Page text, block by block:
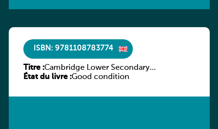
ISBN: 9781108783774
Titre :Cambridge Lower Secondary
Mathematics Learner’s Book 9
État du livre :Good condition